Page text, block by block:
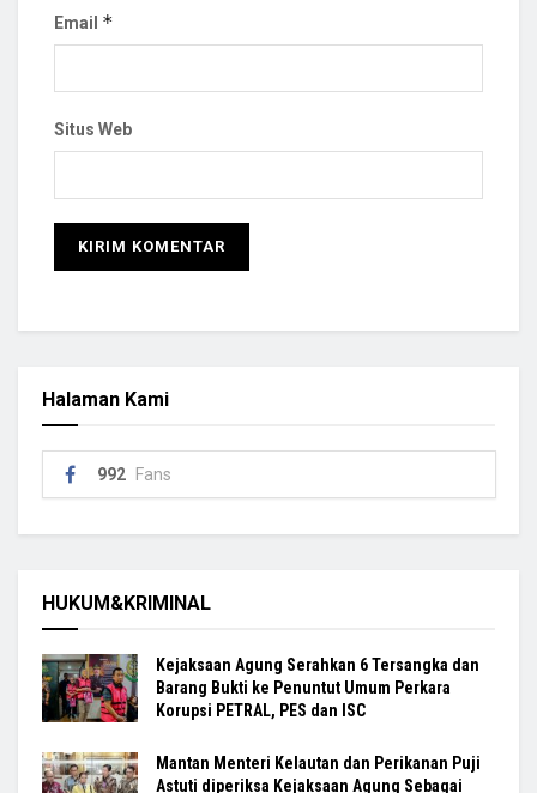
Email *
Situs Web
Halaman Kami
992 Fans
HUKUM&KRIMINAL
Kejaksaan Agung Serahkan 6 Tersangka dan
Barang Bukti ke Penuntut Umum Perkara
Korupsi PETRAL, PES dan ISC
Mantan Menteri Kelautan dan Perikanan Puji
Astuti diperiksa Kejaksaan Agung Sebagai